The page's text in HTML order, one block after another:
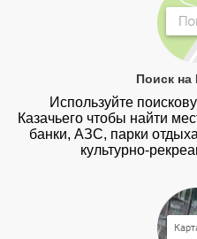
Поиск на
Используйте
Казачьего чтобы найти
банки, АЗС, парки
культурно-